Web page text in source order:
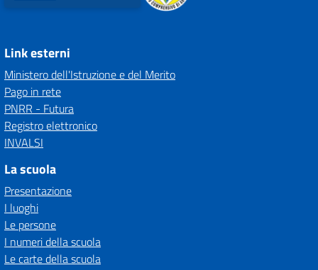
Link esterni
Ministero dell'Istruzione e del Merito
Pago in rete
PNRR - Futura
Registro elettronico
INVALSI
La scuola
Presentazione
I luoghi
Le persone
I numeri della scuola
Le carte della scuola